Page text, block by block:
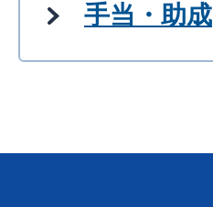
手当・助成